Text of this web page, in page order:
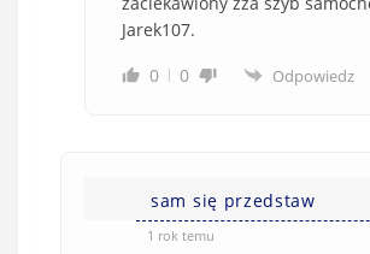
Jarek107.
0
0 Odpowiedz
sam się przedstaw
1 rok temu